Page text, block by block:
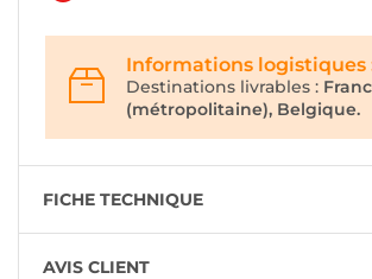
Informations logistiques
Destinations livrables :
(métropolitaine), Belgique.
FICHE TECHNIQUE
AVIS CLIENT